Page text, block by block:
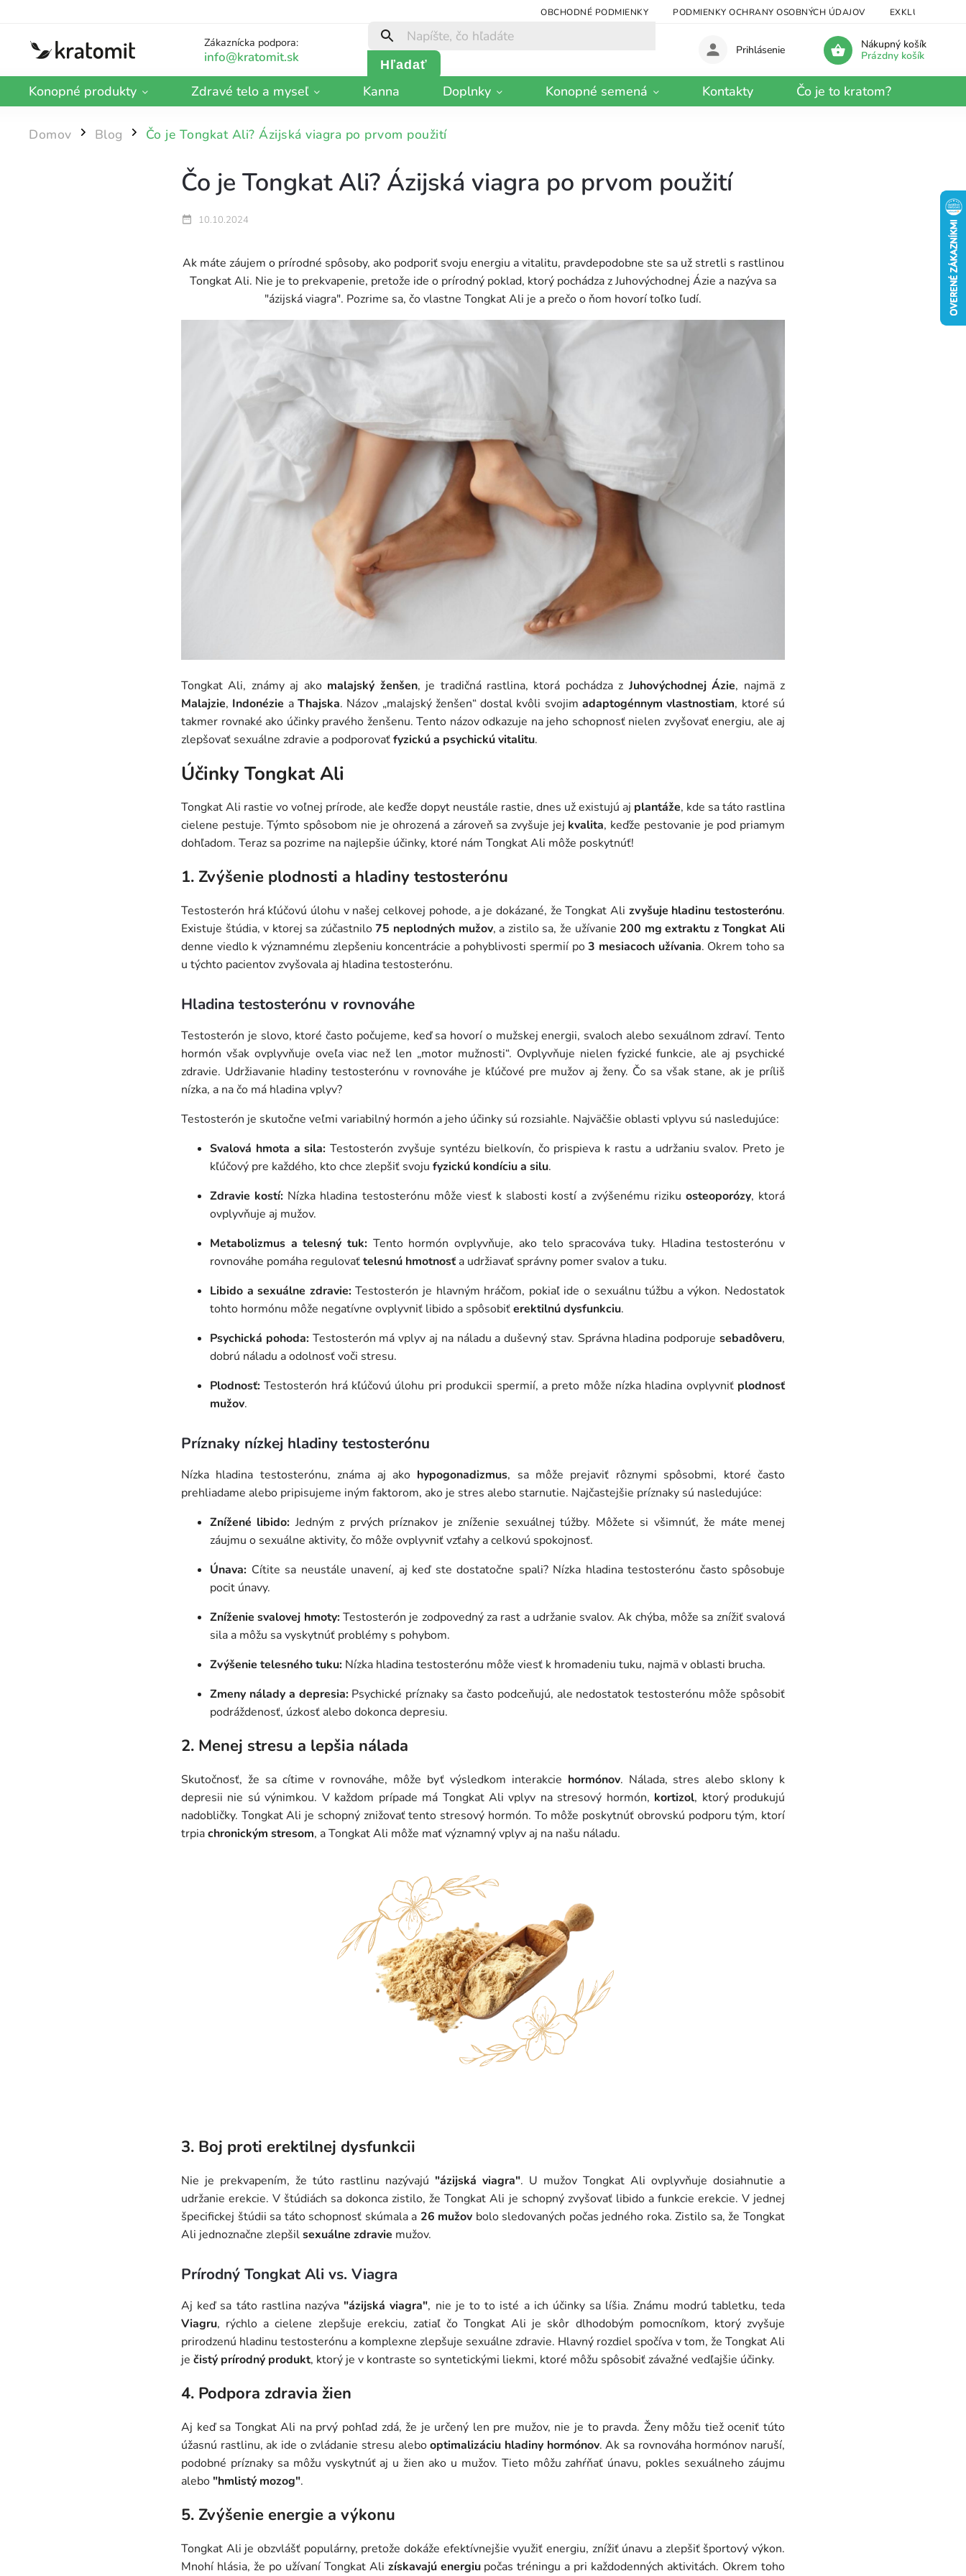
OBCHODNÉ PODMIENKY PODMIENKY OCHRANY OSOBNÝCH ÚDAJOV EXKLUZÍVNY
Zákaznícka podpora:
Hľadať
Nákupný košík
Prázdny košík
Prihlásenie
Konopné produkty Zdravé telo a myseľ Kanna Doplnky Konopné semená Kontakty Čo je to kratom?
Domov / Blog / Čo je Tongkat Ali? Ázijská viagra po prvom použití
Čo je Tongkat Ali? Ázijská viagra po prvom použití
10.10.2024
Ak máte záujem o prírodné spôsoby, ako podporiť svoju energiu a vitalitu, pravdepodobne ste sa už stretli s rastlinou
Tongkat Ali. Nie je to prekvapenie, pretože ide o prírodný poklad, ktorý pochádza z Juhovýchodnej Ázie a nazýva sa
"ázijská viagra". Pozrime sa, čo vlastne Tongkat Ali je a prečo o ňom hovorí toľko ľudí.
Tongkat Ali, známy aj ako malajský ženšen, je tradičná rastlina, ktorá pochádza z Juhovýchodnej Ázie, najmä z
Malajzie, Indonézie a Thajska. Názov „malajský ženšen“ dostal kvôli svojimadaptogénnym vlastnostiam, ktoré sú
takmer rovnaké ako účinky pravého ženšenu. Tento názov odkazuje na jeho schopnosť nielen zvyšovať energiu, ale aj
zlepšovať sexuálne zdravie a podporovaťfyzickú a psychickú vitalitu.
Účinky Tongkat Ali
Tongkat Ali rastie vo voľnej prírode, ale keďže dopyt neustále rastie, dnes už existujú aj plantáže, kde sa táto rastlina
cielene pestuje. Týmto spôsobom nie je ohrozená a zároveň sa zvyšuje jej kvalita, keďže pestovanie je pod priamym
dohľadom. Teraz sa pozrime na najlepšie účinky, ktoré nám Tongkat Ali môže poskytnúť!
1. Zvýšenie plodnosti a hladiny testosterónu
Testosterón hrá kľúčovú úlohu v našej celkovej pohode, a je dokázané, že Tongkat Ali zvyšuje hladinu testosterónu.
Existuje štúdia, v ktorej sa zúčastnilo75 neplodných mužov, a zistilo sa, že užívanie 200 mg extraktu z Tongkat Ali
denne viedlo k významnému zlepšeniu koncentrácie a pohyblivosti spermií po3 mesiacoch užívania. Okrem toho sa
u týchto pacientov zvyšovala aj hladina testosterónu.
Hladina testosterónu v rovnováhe
Testosterón je slovo, ktoré často počujeme, keď sa hovorí o mužskej energii, svaloch alebo sexuálnom zdraví. Tento
hormón však ovplyvňuje oveľa viac než len „motor mužnosti“. Ovplyvňuje nielen fyzické funkcie, ale aj psychické
zdravie. Udržiavanie hladiny testosterónu v rovnováhe je kľúčové pre mužov aj ženy. Čo sa však stane, ak je príliš
nízka, a na čo má hladina vplyv?
Testosterón je skutočne veľmi variabilný hormón a jeho účinky sú rozsiahle. Najväčšie oblasti vplyvu sú nasledujúce:
Svalová hmota a sila: Testosterón zvyšuje syntézu bielkovín, čo prispieva k rastu a udržaniu svalov. Preto je
kľúčový pre každého, kto chce zlepšiť svoju fyzickú kondíciu a silu.
Zdravie kostí: Nízka hladina testosterónu môže viesť k slabosti kostí a zvýšenému riziku osteoporózy, ktorá
ovplyvňuje aj mužov.
Metabolizmus a telesný tuk: Tento hormón ovplyvňuje, ako telo spracováva tuky. Hladina testosterónu v
rovnováhe pomáha regulovaťtelesnú hmotnosťa udržiavať správny pomer svalov a tuku.
Libido a sexuálne zdravie:Testosterón je hlavným hráčom, pokiaľ ide o sexuálnu túžbu a výkon. Nedostatok
tohto hormónu môže negatívne ovplyvniť libido a spôsobiťerektilnú dysfunkciu.
Psychická pohoda:Testosterón má vplyv aj na náladu a duševný stav. Správna hladina podporujesebadôveru,
dobrú náladu a odolnosť voči stresu.
Plodnosť: Testosterón hrá kľúčovú úlohu pri produkcii spermií, a preto môže nízka hladina ovplyvniť plodnosť
mužov.
Príznaky nízkej hladiny testosterónu
Nízka hladina testosterónu, známa aj ako hypogonadizmus, sa môže prejaviť rôznymi spôsobmi, ktoré často
prehliadame alebo pripisujeme iným faktorom, ako je stres alebo starnutie. Najčastejšie príznaky sú nasledujúce:
Znížené libido: Jedným z prvých príznakov je zníženie sexuálnej túžby. Môžete si všimnúť, že máte menej
záujmu o sexuálne aktivity, čo môže ovplyvniť vzťahy a celkovú spokojnosť.
Únava: Cítite sa neustále unavení, aj keď ste dostatočne spali? Nízka hladina testosterónu často spôsobuje
pocit únavy.
Zníženie svalovej hmoty:Testosterón je zodpovedný za rast a udržanie svalov. Ak chýba, môže sa znížiť svalová
sila a môžu sa vyskytnúť problémy s pohybom.
Zvýšenie telesného tuku: Nízka hladina testosterónu môže viesť k hromadeniu tuku, najmä v oblasti brucha.
Zmeny nálady a depresia:Psychické príznaky sa často podceňujú, ale nedostatok testosterónu môže spôsobiť
podráždenosť, úzkosť alebo dokonca depresiu.
2. Menej stresu a lepšia nálada
Skutočnosť, že sa cítime v rovnováhe, môže byť výsledkom interakcie hormónov. Nálada, stres alebo sklony k
depresii nie sú výnimkou. V každom prípade má Tongkat Ali vplyv na stresový hormón, kortizol, ktorý produkujú
nadobličky. Tongkat Ali je schopný znižovať tento stresový hormón. To môže poskytnúť obrovskú podporu tým, ktorí
trpiachronickým stresom, a Tongkat Ali môže mať významný vplyv aj na našu náladu.
3. Boj proti erektilnej dysfunkcii
Nie je prekvapením, že túto rastlinu nazývajú "ázijská viagra". U mužov Tongkat Ali ovplyvňuje dosiahnutie a
udržanie erekcie. V štúdiách sa dokonca zistilo, že Tongkat Ali je schopný zvyšovať libido a funkcie erekcie. V jednej
špecifickej štúdii sa táto schopnosť skúmala a 26 mužov bolo sledovaných počas jedného roka. Zistilo sa, že Tongkat
Ali jednoznačne zlepšilsexuálne zdravie mužov.
Prírodný Tongkat Ali vs. Viagra
Aj keď sa táto rastlina nazýva "ázijská viagra", nie je to to isté a ich účinky sa líšia. Známu modrú tabletku, teda
Viagru, rýchlo a cielene zlepšuje erekciu, zatiaľ čo Tongkat Ali je skôr dlhodobým pomocníkom, ktorý zvyšuje
prirodzenú hladinu testosterónu a komplexne zlepšuje sexuálne zdravie. Hlavný rozdiel spočíva v tom, že Tongkat Ali
je čistý prírodný produkt, ktorý je v kontraste so syntetickými liekmi, ktoré môžu spôsobiť závažné vedľajšie účinky.
4. Podpora zdravia žien
Aj keď sa Tongkat Ali na prvý pohľad zdá, že je určený len pre mužov, nie je to pravda. Ženy môžu tiež oceniť túto
úžasnú rastlinu, ak ide o zvládanie stresu alebooptimalizáciu hladiny hormónov. Ak sa rovnováha hormónov naruší,
podobné príznaky sa môžu vyskytnúť aj u žien ako u mužov. Tieto môžu zahŕňať únavu, pokles sexuálneho záujmu
alebo "hmlistý mozog".
5. Zvýšenie energie a výkonu
Tongkat Ali je obzvlášť populárny, pretože dokáže efektívnejšie využiť energiu, znížiť únavu a zlepšiť športový výkon.
Mnohí hlásia, že po užívaní Tongkat Ali získavajú energiupočas tréningu a pri každodenných aktivitách. Okrem toho